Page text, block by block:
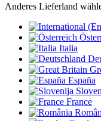
Anderes Lieferland
Italia
España
France